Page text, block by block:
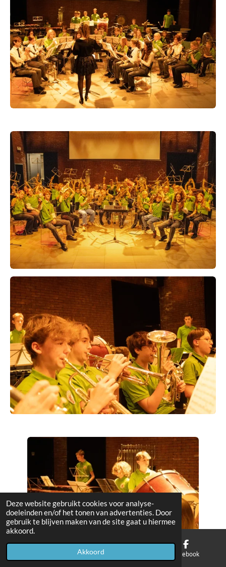
Deze website gebruikt cookies voor analyse-
doeleinden en/of het tonen van advertenties. Door
gebruik te blijven maken van de site gaat u hiermee
akkoord.
Akkoord Facebook